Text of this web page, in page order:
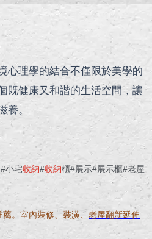
心理學的結合不僅限於美學的
既健康又和諧的生活空間，讓
。
#小宅收納#收納櫃#展示#展示櫃#老屋
薦。室內裝修、裝潢、老屋翻新延伸